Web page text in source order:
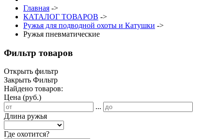
Главная ->
КАТАЛОГ ТОВАРОВ ->
Ружья для подводной охоты и Катушки ->
Ружья пневматические
Фильтр товаров
Открыть фильтр
Закрыть Фильтр
Найдено товаров:
Цена (руб.)
...
Длина ружья
Где охотится?